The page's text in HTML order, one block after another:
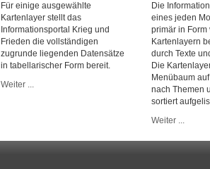
Für einige ausgewählte
Kartenlayer stellt das
Informationsportal Krieg und
Frieden die vollständigen
zugrunde liegenden Datensätze
in tabellarischer Form bereit.
Weiter ...
Die
eines jeden
primär in Form
Kartenlayern
durch Texte
Die
Menübaum
nach Themen
sortiert
Weiter ...